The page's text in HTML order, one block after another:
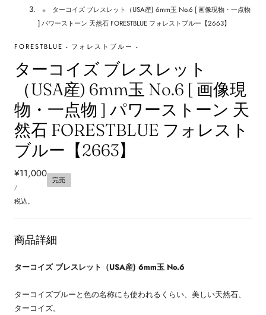
ターコイズ ブレスレット（USA産) 6mm玉 No.6 [ 画像現物・一点物
] パワーストーン 天然石 FORESTBLUE フォレストブルー【2663】
FORESTBLUE - フォレストブルー -
ターコイズ ブレスレット
（USA産) 6mm玉 No.6 [ 画像現
物・一点物 ] パワーストーン 天
然石 FORESTBLUE フォレスト
ブルー【2663】
通
常
価
¥11,000
単
価/あ
り
完売
税込。
商品詳細
ターコイズ ブレスレット（USA産) 6mm玉 No.6
ターコイズブルーと色の名称にも使われるくらい、美しい天然石、
ターコイズ。